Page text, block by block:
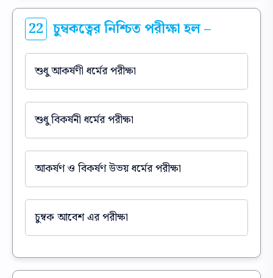
22 চুম্বকত্বের নিশ্চিত পরীক্ষা হল –
শুধু আকর্ষণী ধর্মের পরীক্ষা
শুধু বিকর্ষনী ধর্মের পরীক্ষা
আকর্ষণ ও বিকর্ষণ উভয় ধর্মের পরীক্ষা
চুম্বক আবেশ এর পরীক্ষা